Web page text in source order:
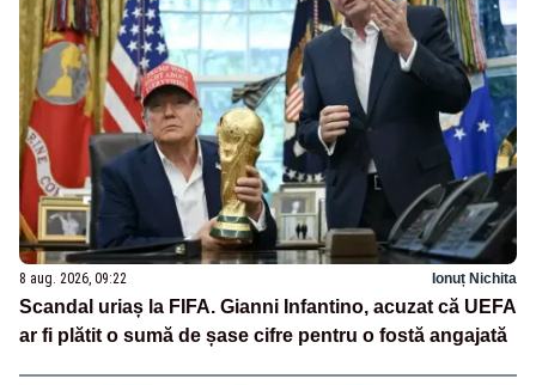
8 aug. 2026, 09:22 Ionuț Nichita
Scandal uriaș la FIFA. Gianni Infantino, acuzat că UEFA
ar fi plătit o sumă de șase cifre pentru o fostă angajată